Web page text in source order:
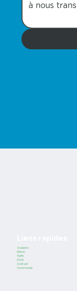
Solution
Démo
Tarifs
F.A.Q
Contact
Commande